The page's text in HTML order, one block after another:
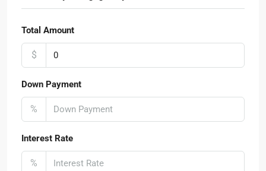
Total Amount
$
Down Payment
%
Interest Rate
%